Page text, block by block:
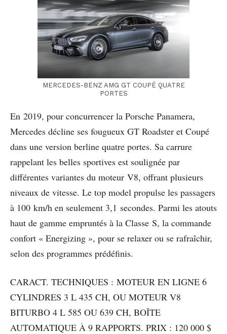
MERCEDES-BENZ AMG GT COUPÉ QUATRE
PORTES
En 2019, pour concurrencer la Porsche Panamera,
Mercedes décline ses fougueux GT Roadster et Coupé
dans une version berline quatre portes. Sa carrure
rappelant les belles sportives est soulignée par
différentes variantes du moteur V8, offrant plusieurs
niveaux de vitesse. Le top model propulse les passagers
à 100 km/h en seulement 3,1 secondes. Parmi les atouts
haut de gamme empruntés à la Classe S, la commande
confort « Energizing », pour se relaxer ou se rafraîchir,
selon des programmes prédéfinis.
CARACT. TECHNIQUES : MOTEUR EN LIGNE 6
CYLINDRES 3 L 435 CH, OU MOTEUR V8
BITURBO 4 L 585 OU 639 CH, BOÎTE
AUTOMATIQUE À 9 RAPPORTS. PRIX : 120 000 $